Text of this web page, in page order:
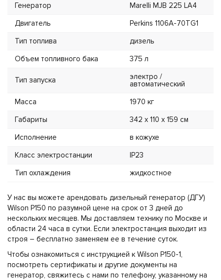
Генератор
Marelli MJB 225 LA4
Двигатель
Perkins 1106A-70TG1
Тип топлива
дизель
Объем топливного бака
375 л
Тип запуска
электро /
автоматический
Масса
1970 кг
Габариты
342 х 110 х 159 см
Исполнение
в кожухе
Класс электростанции
IP23
Тип охлаждения
жидкостное
У нас вы можете арендовать дизельный генератор (ДГУ)
Wilson P150 по разумной цене на срок от 3 дней до
нескольких месяцев. Мы доставляем технику по Москве и
области 24 часа в сутки. Если электростанция выходит из
строя – бесплатно заменяем ее в течение суток.
Чтобы ознакомиться с инструкцией к Wilson P150-1,
посмотреть сертификаты и другие документы на
генератор, свяжитесь с нами по телефону, указанному на